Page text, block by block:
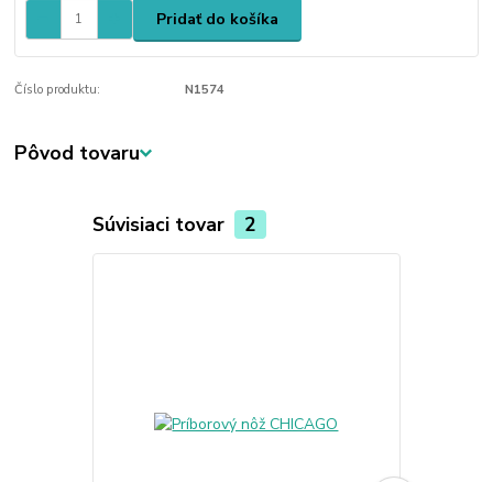
Pridať do košíka
Číslo produktu: N1574
Pôvod tovaru
Súvisiaci tovar 2